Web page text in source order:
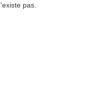
pas.